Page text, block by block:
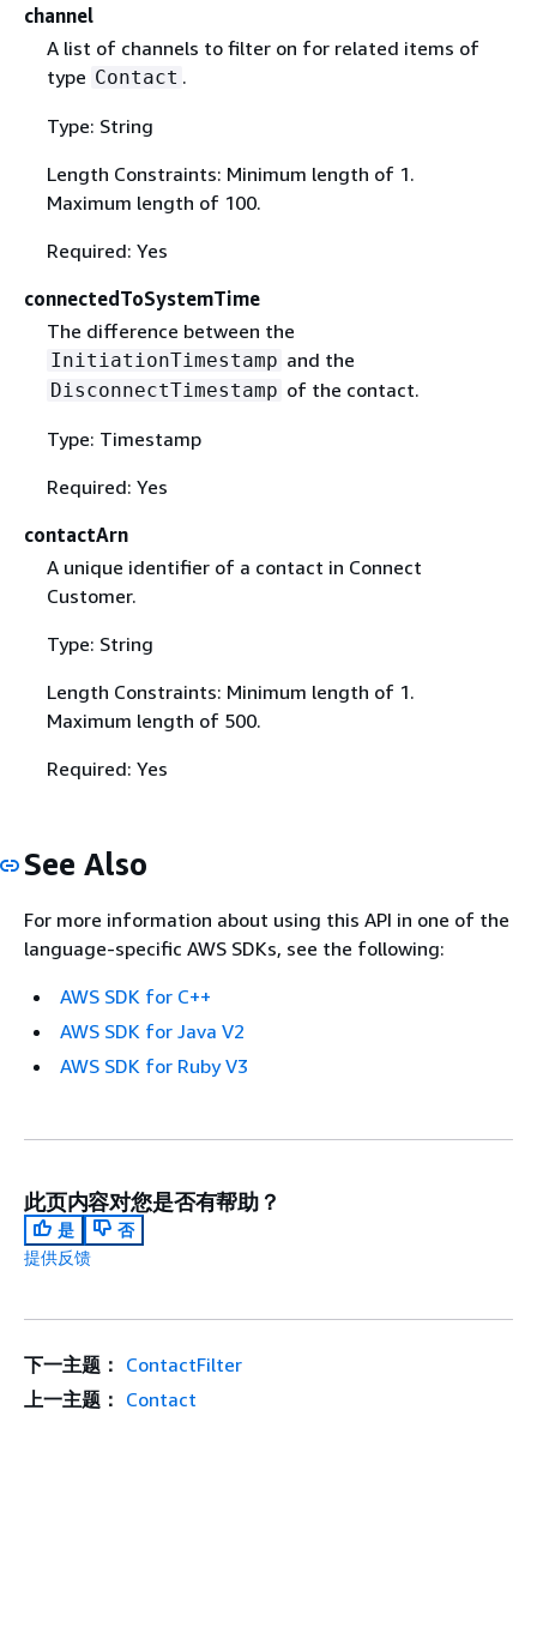
channel
A list of channels to filter on for related items of
type Contact .
Type: String
Length Constraints: Minimum length of 1.
Maximum length of 100.
Required: Yes
connectedToSystemTime
The difference between the
InitiationTimestamp and the
DisconnectTimestamp of the contact.
Type: Timestamp
Required: Yes
contactArn
A unique identifier of a contact in Connect
Customer.
Type: String
Length Constraints: Minimum length of 1.
Maximum length of 500.
Required: Yes
See Also
For more information about using this API in one of the
language-specific AWS SDKs, see the following:
AWS SDK for C++
AWS SDK for Java V2
AWS SDK for Ruby V3
此页内容对您是否有帮助？
是
否
提供反馈
下一主题： ContactFilter
上一主题： Contact